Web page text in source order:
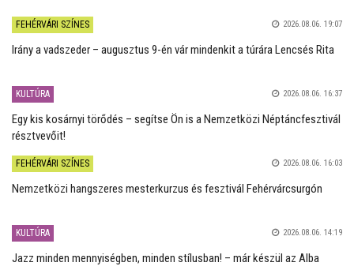
FEHÉRVÁRI SZÍNES 2026.08.06. 19:07
Irány a vadszeder – augusztus 9-én vár mindenkit a túrára Lencsés Rita
KULTÚRA 2026.08.06. 16:37
Egy kis kosárnyi törődés – segítse Ön is a Nemzetközi Néptáncfesztivál
résztvevőit!
FEHÉRVÁRI SZÍNES 2026.08.06. 16:03
Nemzetközi hangszeres mesterkurzus és fesztivál Fehérvárcsurgón
KULTÚRA 2026.08.06. 14:19
Jazz minden mennyiségben, minden stílusban! – már készül az Alba